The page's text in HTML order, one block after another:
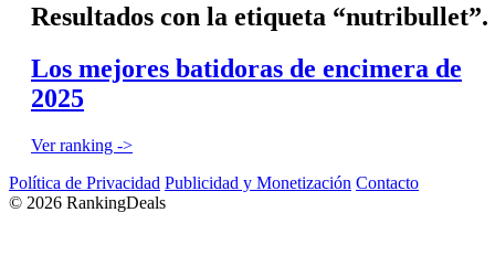
Resultados con la etiqueta “nutribullet”.
Los mejores batidoras de encimera de
2025
Ver ranking ->
Política de Privacidad Publicidad y Monetización Contacto
© 2026 RankingDeals